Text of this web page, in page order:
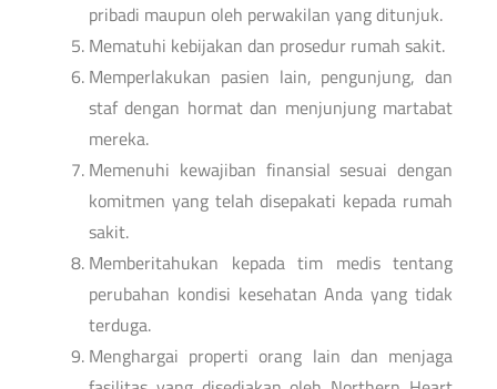
pribadi maupun oleh perwakilan yang ditunjuk.
Mematuhi kebijakan dan prosedur rumah sakit.
Memperlakukan pasien lain, pengunjung, dan
staf dengan hormat dan menjunjung martabat
mereka.
Memenuhi kewajiban finansial sesuai dengan
komitmen yang telah disepakati kepada rumah
sakit.
Memberitahukan kepada tim medis tentang
perubahan kondisi kesehatan Anda yang tidak
terduga.
Menghargai properti orang lain dan menjaga